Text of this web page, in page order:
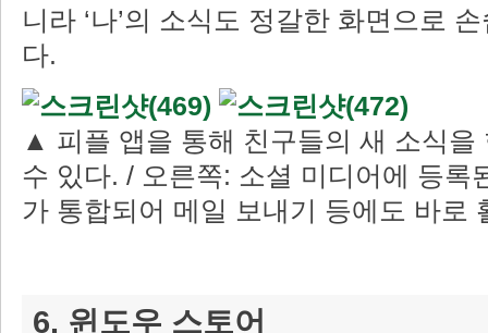
니라 ‘나’의 소식도 정갈한 화면으로
다.
▲ 피플 앱을 통해 친구들의 새 소식을
수 있다. / 오른쪽: 소셜 미디어에 등록
가 통합되어 메일 보내기 등에도 바로
6. 윈도우 스토어